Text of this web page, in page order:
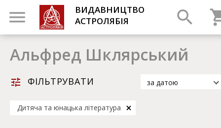
ВИДАВНИЦТВО
АСТРОЛЯБІЯ
Альфред Шклярський
ФІЛЬТРУВАТИ
за датою
Дитяча та юнацька література